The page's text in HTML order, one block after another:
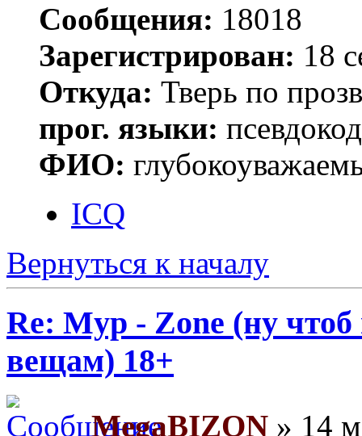
Сообщения: 18018
Зарегистрирован: 18
Откуда: Тверь по
прог. языки:
ФИО:
ICQ
Вернуться к началу
Re: Myp - Zone (ну
вещам) 18+
MegaBIZON » 14